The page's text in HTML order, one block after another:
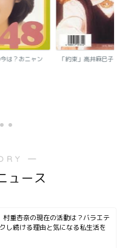
は？おニャン
「約束」高井麻巳子
―
ュース
村重杏奈の現在の活動は？バラエテ
し続ける理由と気になる私生活を